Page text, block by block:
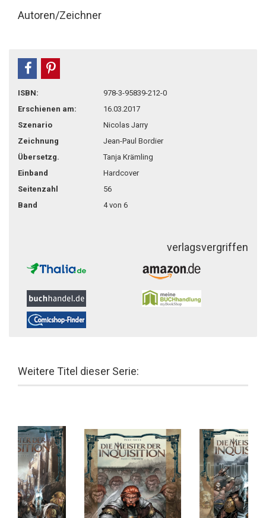
Autoren/Zeichner
teilen
ISBN:
978-3-95839-212-0
Erschienen am:
16.03.2017
Szenario
Nicolas Jarry
Zeichnung
Jean-Paul Bordier
Übersetzg.
Tanja Krämling
Einband
Hardcover
Seitenzahl
56
Band
4 von 6
verlagsvergriffen
Weitere Titel dieser Serie: